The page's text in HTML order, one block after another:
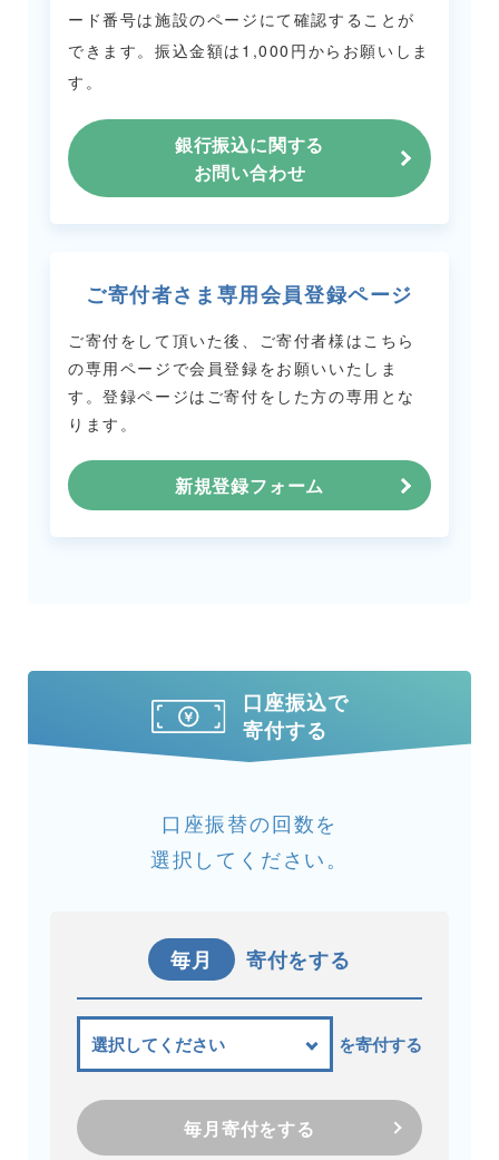
ード番号は施設のページにて確認することが
できます。 振込金額は1,000円からお願いしま
す。
銀行振込に関する
お問い合わせ
ご寄付者さま専用会員登録ページ
ご寄付をして頂いた後、ご寄付者様はこちら
の専用ページで会員登録をお願いいたしま
す。登録ページはご寄付をした方の専用とな
ります。
新規登録フォーム
口座振込で
寄付する
口座振替の回数を
選択してください。
毎月 寄付をする
を寄付する
毎月寄付をする